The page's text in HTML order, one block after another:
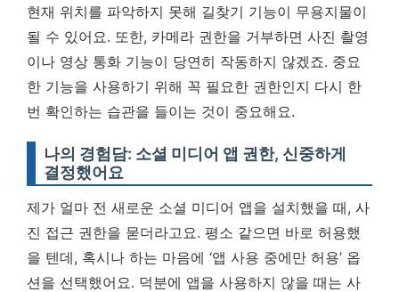
현재 위치를 파악하지 못해 길찾기 기능이 무용지물이
될 수 있어요. 또한, 카메라 권한을 거부하면 사진 촬영
이나 영상 통화 기능이 당연히 작동하지 않겠죠. 중요
한 기능을 사용하기 위해 꼭 필요한 권한인지 다시 한
번 확인하는 습관을 들이는 것이 중요해요.
나의 경험담: 소셜 미디어 앱 권한, 신중하게
결정했어요
제가 얼마 전 새로운 소셜 미디어 앱을 설치했을 때, 사
진 접근 권한을 묻더라고요. 평소 같으면 바로 허용했
을 텐데, 혹시나 하는 마음에 ‘앱 사용 중에만 허용’ 옵
션을 선택했어요. 덕분에 앱을 사용하지 않을 때는 사